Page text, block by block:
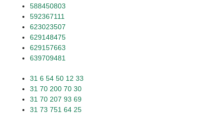
588450803
592367111
623023507
629148475
629157663
639709481
31 6 54 50 12 33
31 70 200 70 30
31 70 207 93 69
31 73 751 64 25